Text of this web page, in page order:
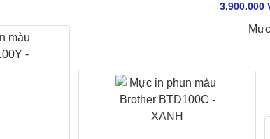
3.900.000